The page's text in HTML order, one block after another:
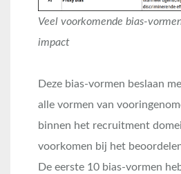
Veel voorkomende bias-
impact
Deze bias-vormen beslaan
alle vormen van
binnen het recruitment
voorkomen bij het
De eerste 10 bias-vormen